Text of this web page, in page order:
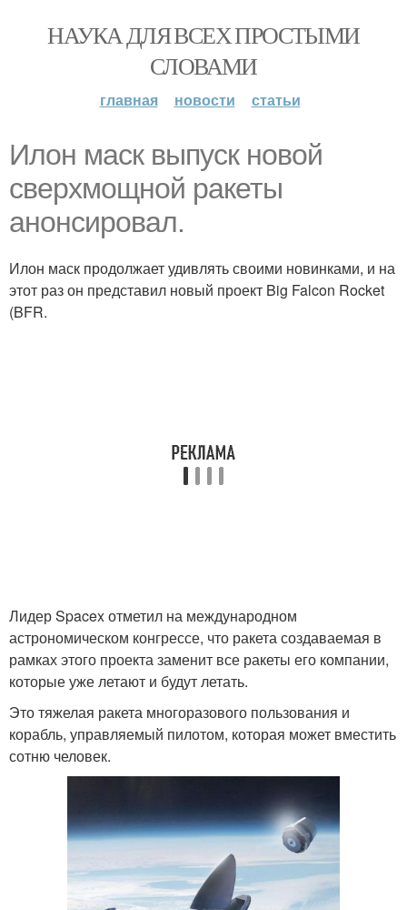
НАУКА ДЛЯ ВСЕХ ПРОСТЫМИ
СЛОВАМИ
главная новости статьи
Илон маск выпуск новой
сверхмощной ракеты
анонсировал.
Илон маск продолжает удивлять своими новинками, и на
этот раз он представил новый проект Big Falcon Rocket
(BFR.
Лидер Spacex отметил на международном
астрономическом конгрессе, что ракета создаваемая в
рамках этого проекта заменит все ракеты его компании,
которые уже летают и будут летать.
Это тяжелая ракета многоразового пользования и
корабль, управляемый пилотом, которая может вместить
сотню человек.